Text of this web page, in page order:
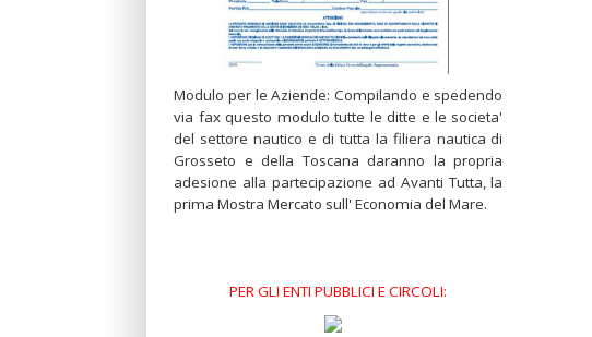
Modulo per le Aziende: Compilando e spedendo
via fax questo modulo tutte le ditte e le societa'
del settore nautico e di tutta la filiera nautica di
Grosseto e della Toscana daranno la propria
adesione alla partecipazione ad Avanti Tutta, la
prima Mostra Mercato sull' Economia del Mare.
PER GLI ENTI PUBBLICI E CIRCOLI: